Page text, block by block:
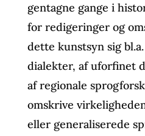
gentagne gange i
for redigeringer og
dette kunstsyn sig
dialekter, af uforfinet
af regionale
omskrive
eller generaliserede